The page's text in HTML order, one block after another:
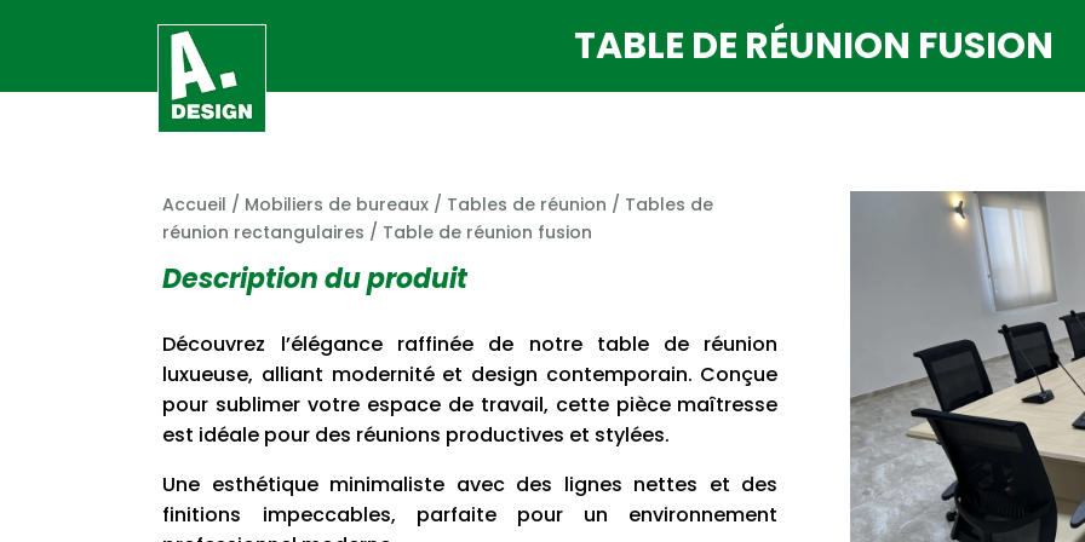
TABLE DE RÉUNION FUSION
Accueil / Mobiliers de bureaux / Tables de réunion / Tables de
réunion rectangulaires / Table de réunion fusion
Description du produit
Découvrez l’élégance raffinée de notre table de réunion
luxueuse, alliant modernité et design contemporain. Conçue
pour sublimer votre espace de travail, cette pièce maîtresse
est idéale pour des réunions productives et stylées.
Une esthétique minimaliste avec des lignes nettes et des
finitions impeccables, parfaite pour un environnement